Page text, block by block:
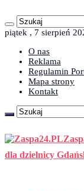
piątek , 7 sierpień
O nas
Reklama
Regulamin
Mapa strony
Kontakt
dla dzielnicy